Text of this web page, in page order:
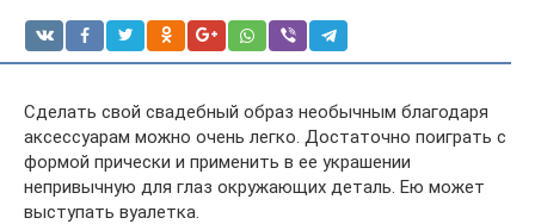
Сделать свой свадебный образ необычным благодаря
аксессуарам можно очень легко. Достаточно поиграть с
формой прически и применить в ее украшении
непривычную для глаз окружающих деталь. Ею может
выступать вуалетка.